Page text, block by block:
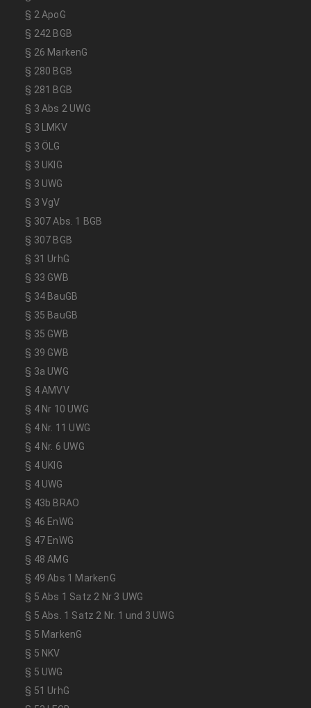
§ 2 ApoG
§ 242 BGB
§ 26 MarkenG
§ 280 BGB
§ 281 BGB
§ 3 Abs 2 UWG
§ 3 LMKV
§ 3 ÖLG
§ 3 UKlG
§ 3 UWG
§ 3 VgV
§ 307 Abs. 1 BGB
§ 307 BGB
§ 31 UrhG
§ 33 GWB
§ 34 BauGB
§ 35 BauGB
§ 35 GWB
§ 39 GWB
§ 3a UWG
§ 4 AMVV
§ 4 Nr 10 UWG
§ 4 Nr. 11 UWG
§ 4 Nr. 6 UWG
§ 4 UKlG
§ 4 UWG
§ 43b BRAO
§ 46 EnWG
§ 47 EnWG
§ 48 AMG
§ 49 Abs 1 MarkenG
§ 5 Abs 1 Satz 2 Nr 3 UWG
§ 5 Abs. 1 Satz 2 Nr. 1 und 3 UWG
§ 5 MarkenG
§ 5 NKV
§ 5 UWG
§ 51 UrhG